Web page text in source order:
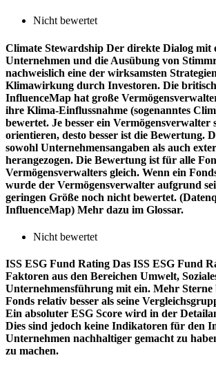
Nicht bewertet
Climate Stewardship Der direkte Dialog mit
Unternehmen und die Ausübung von
nachweislich eine der wirksamsten
Klimawirkung durch Investoren. Die
InfluenceMap hat große
ihre Klima-Einflussnahme (sogenanntes
bewertet. Je besser ein Vermögensverwalter
orientieren, desto besser ist die Bewertung.
sowohl Unternehmensangaben als auch
herangezogen. Die Bewertung ist für alle
Vermögensverwalters gleich. Wenn ein
wurde der Vermögensverwalter aufgrund
geringen Größe noch nicht bewertet.
InfluenceMap) Mehr dazu im Glossar.
Nicht bewertet
ISS ESG Fund Rating Das ISS ESG Fund
Faktoren aus den Bereichen Umwelt,
Unternehmensführung mit ein. Mehr Sterne
Fonds relativ besser als seine
Ein absoluter ESG Score wird in der
Dies sind jedoch keine Indikatoren für den
Unternehmen nachhaltiger gemacht zu
zu machen.